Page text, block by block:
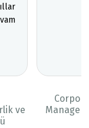
ve
Manager